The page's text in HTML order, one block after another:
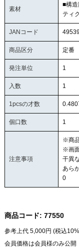
素材
■構
ティ
JANコード
商品区分 定番
発注単位 1
入数 1
1pcsの才数
個口数 1
注意事項
※商
※画
干異
あら
0
商品コード: 77550
参考上代 5,000円 (税込10%
会員価格は会員様のみ公開